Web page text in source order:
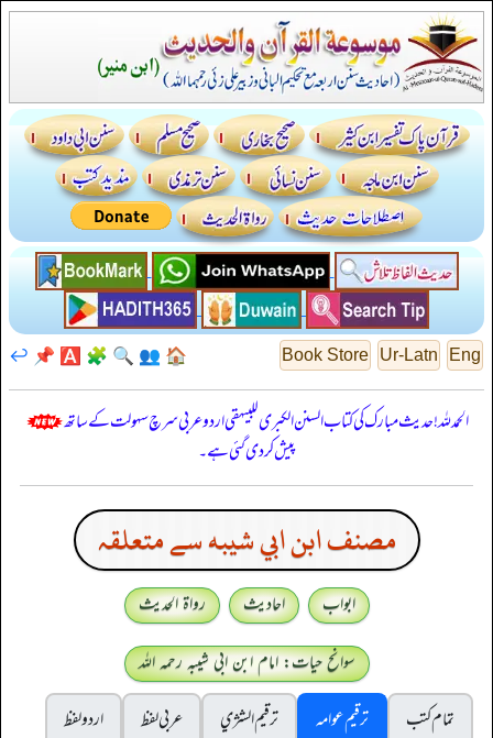
Eng
Ur-Latn
Book Store
🏠
👥
🔍
🧩
🅰️
📌
↩️
الحمدللہ! حدیث مبارک کی کتاب السنن الكبرى للبيهقي اردو عربی سرچ سہولت کے ساتھ
پیش کر دی گئی ہے۔
مصنف ابن ابي شيبه سے متعلقہ
ابواب احادیث
رواۃ الحدیث
سوانح حیات: امام ابن ابی شیبہ رحمہ اللہ
تمام کتب
ترقیم عوامہ ترقيم الشژي عربی لفظ
اردو لفظ